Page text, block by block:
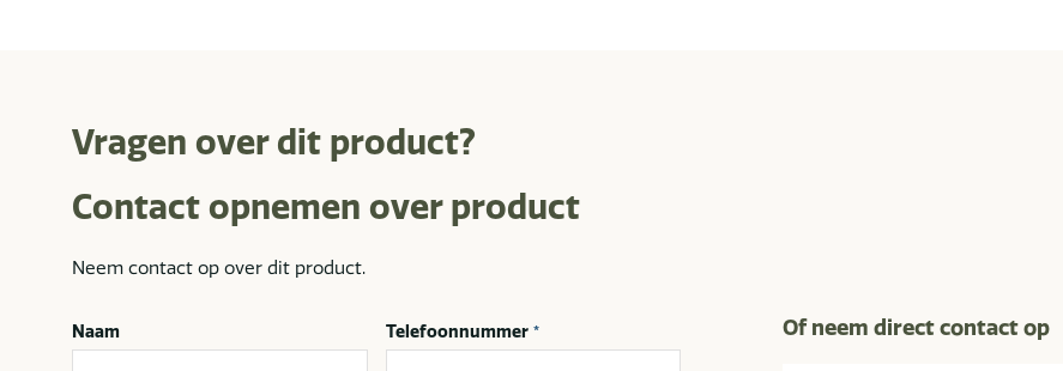
Vragen over dit product?
Contact opnemen over product
Neem contact op over dit product.
Naam Telefoonnummer * Of neem direct contact op